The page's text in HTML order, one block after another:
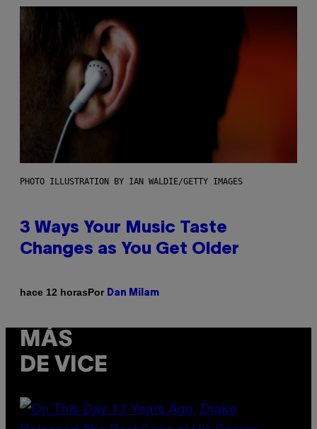
PHOTO ILLUSTRATION BY IAN WALDIE/GETTY IMAGES
3 Ways Your Music Taste
Changes as You Get Older
hace 12 horasPor Dan Milam
MÁS
DE VICE